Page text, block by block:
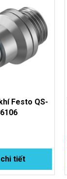
Festo QS-
tiết